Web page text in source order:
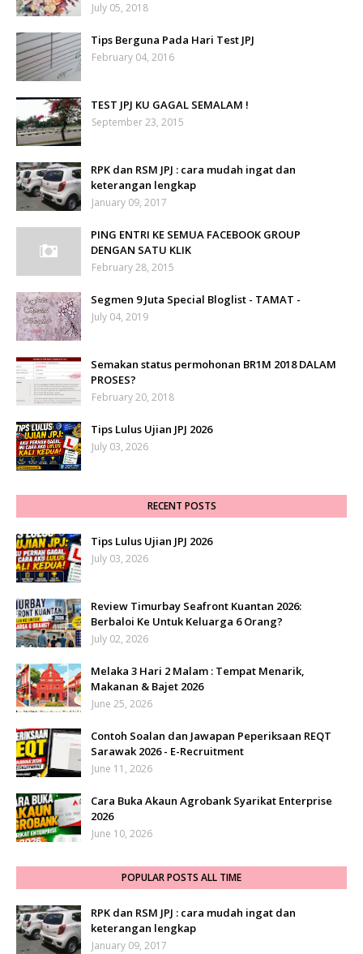
July 05, 2018
Tips Berguna Pada Hari Test JPJ
February 04, 2016
TEST JPJ KU GAGAL SEMALAM !
September 23, 2015
RPK dan RSM JPJ : cara mudah ingat dan
keterangan lengkap
January 09, 2017
PING ENTRI KE SEMUA FACEBOOK GROUP
DENGAN SATU KLIK
February 28, 2015
Segmen 9 Juta Special Bloglist - TAMAT -
July 04, 2019
Semakan status permohonan BR1M 2018 DALAM
PROSES?
February 20, 2018
Tips Lulus Ujian JPJ 2026
July 03, 2026
RECENT POSTS
Tips Lulus Ujian JPJ 2026
July 03, 2026
Review Timurbay Seafront Kuantan 2026:
Berbaloi Ke Untuk Keluarga 6 Orang?
July 02, 2026
Melaka 3 Hari 2 Malam : Tempat Menarik,
Makanan & Bajet 2026
June 25, 2026
Contoh Soalan dan Jawapan Peperiksaan REQT
Sarawak 2026 - E-Recruitment
June 11, 2026
Cara Buka Akaun Agrobank Syarikat Enterprise
2026
June 10, 2026
POPULAR POSTS ALL TIME
RPK dan RSM JPJ : cara mudah ingat dan
keterangan lengkap
January 09, 2017